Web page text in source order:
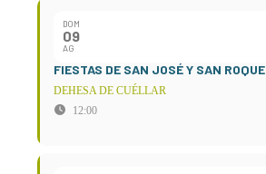
DOM
09
AG
FIESTAS DE SAN JOSÉ Y SAN ROQUE
DEHESA DE CUÉLLAR
12:00